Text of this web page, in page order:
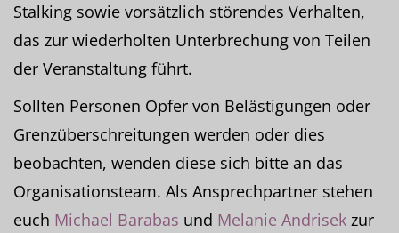
Stalking sowie vorsätzlich störendes Verhalten,
das zur wiederholten Unterbrechung von Teilen
der Veranstaltung führt.
Sollten Personen Opfer von Belästigungen oder
Grenzüberschreitungen werden oder dies
beobachten, wenden diese sich bitte an das
Organisationsteam. Als Ansprechpartner stehen
euch Michael Barabas und Melanie Andrisek zur